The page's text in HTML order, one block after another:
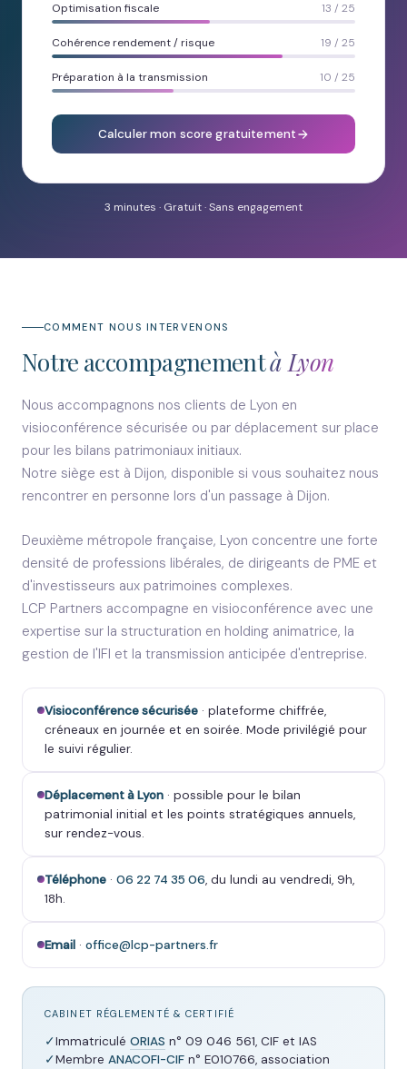
Optimisation fiscale 13 / 25
Cohérence rendement / risque 19 / 25
Préparation à la transmission 10 / 25
Calculer mon score gratuitement
3 minutes · Gratuit · Sans engagement
COMMENT NOUS INTERVENONS
Notre accompagnementà Lyon
Nous accompagnons nos clients de Lyon en
visioconférence sécurisée ou par déplacement sur place
pour les bilans patrimoniaux initiaux.
Notre siège est à Dijon, disponible si vous souhaitez nous
rencontrer en personne lors d'un passage à Dijon.
Deuxième métropole française, Lyon concentre une forte
densité de professions libérales, de dirigeants de PME et
d'investisseurs aux patrimoines complexes.
LCP Partners accompagne en visioconférence avec une
expertise sur la structuration en holding animatrice, la
gestion de l'IFI et la transmission anticipée d'entreprise.
Visioconférence sécurisée · plateforme chiffrée,
créneaux en journée et en soirée. Mode privilégié pour
le suivi régulier.
Déplacement à Lyon · possible pour le bilan
patrimonial initial et les points stratégiques annuels,
sur rendez-vous.
Téléphone · 06 22 74 35 06, du lundi au vendredi, 9h,
18h.
Email · office@lcp-partners.fr
CABINET RÉGLEMENTÉ & CERTIFIÉ
✓Immatriculé ORIAS n° 09 046 561, CIF et IAS
✓Membre ANACOFI-CIF n° E010766, association